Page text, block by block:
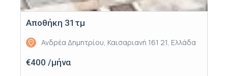
Αποθήκη 31τμ
Ανδρέα Δημητρίου, Καισαριανή 161 21, Ελλάδα
€400 /μήνα